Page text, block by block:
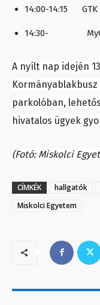
14:00-14:15 GTK
14:30-
A nyílt nap idején
parkolóban,
hivatalos ügyek
(Fotó: Miskolci
CÍMKÉK hallgatók
Miskolci Egyetem